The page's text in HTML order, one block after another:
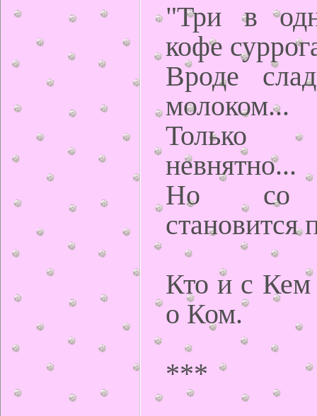
"Три в
кофе
Вроде
молоком...
Только
невнятно...
Но со
становится
Кто и с Кем
о Ком.
***